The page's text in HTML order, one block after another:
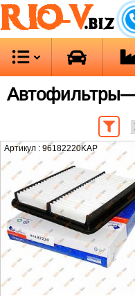
RIO-V.biz
Автофильтры
Артикул : 96182220KAP